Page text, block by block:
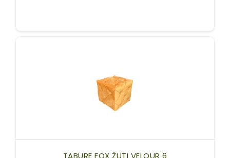
TABURE FOX ŽUTI VELOUR 6